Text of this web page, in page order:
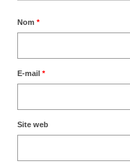
Nom *
E-mail *
Site web